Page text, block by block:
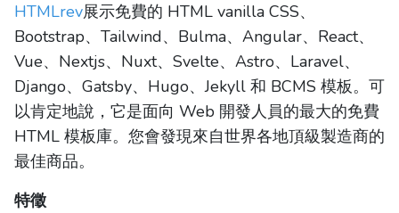
HTMLrev展示免費的 HTML vanilla CSS、
Bootstrap、Tailwind、Bulma、Angular、React、
Vue、Nextjs、Nuxt、Svelte、Astro、Laravel、
Django、Gatsby、Hugo、Jekyll 和 BCMS 模板。可
以肯定地說，它是面向 Web 開發人員的最大的免費
HTML 模板庫。您會發現來自世界各地頂級製造商的
最佳商品。
特徵